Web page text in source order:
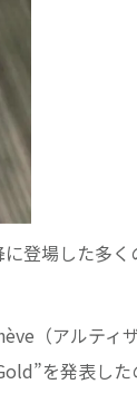
登場した多く
（アルティ
を発表した